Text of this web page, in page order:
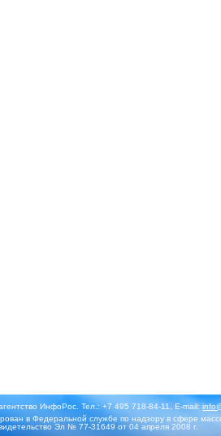
ИнфоРос. Тел.: +7 495 718-84-11, E-mail:
в Федеральной службе по надзору в сфере
Эл № 77-31649 от 04 апреля 2008 г.